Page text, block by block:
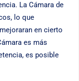
La Cámara de
lo que
en cierto
es más
es posible